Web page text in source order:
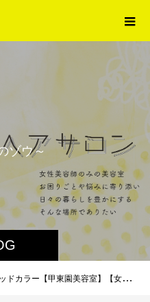
ゾウ～
カラー【甲東園美容室】【女性スタッフオンリー】【駅近美容室】